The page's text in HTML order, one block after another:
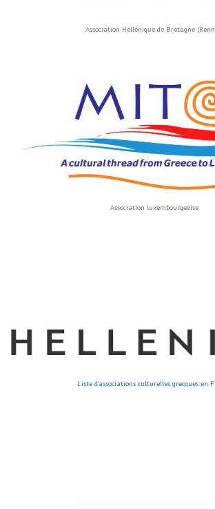
Association Hellénique de Bretagne
Association luxembourgeoise
Liste d’associations culturelles grecques en